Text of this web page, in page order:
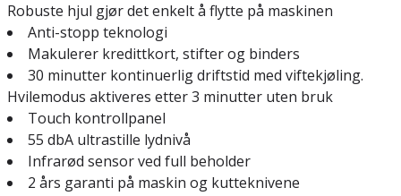
Robuste hjul gjør det enkelt å flytte på maskinen
Anti-stopp teknologi
Makulerer kredittkort, stifter og binders
30 minutter kontinuerlig driftstid med viftekjøling.
Hvilemodus aktiveres etter 3 minutter uten bruk
Touch kontrollpanel
55 dbA ultrastille lydnivå
Infrarød sensor ved full beholder
2 års garanti på maskin og kutteknivene